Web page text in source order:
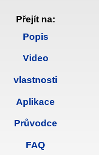
Přejít na:
Popis
Video
vlastnosti
Aplikace
Průvodce
FAQ